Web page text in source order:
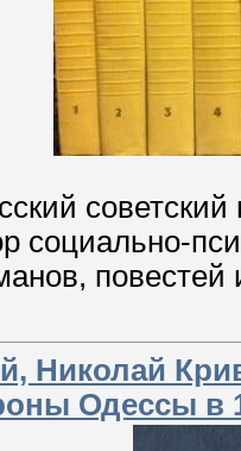
социально-
повестей
Николай
Одессы в